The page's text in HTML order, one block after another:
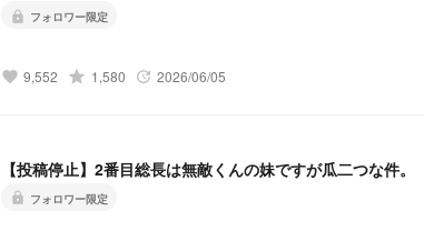
lock フォロワー限定
favorite 9,552 grade 1,580 update 2026/06/05
【投稿停止】2番目総長は無敵くんの妹ですが瓜二つな件。
lock フォロワー限定